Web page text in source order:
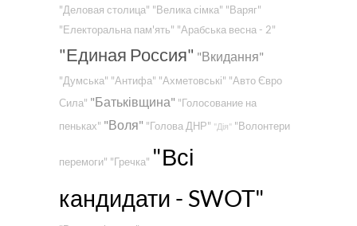
"Деловая столица" "Велика сімка" "Варяг"
"Електоральна пам'ять" "Арабська весна - 2"
"Единая Россия" "Вкидання"
"Думська" "Антифа" "Ахметовські" "Авто Євро
Сила" "Батьківщина" "Голосование на
пеньках" "Воля" "Голова ДНР" "Дія" "Волонтери
перемоги" "Гречка" "Всі
кандидати - SWOT"